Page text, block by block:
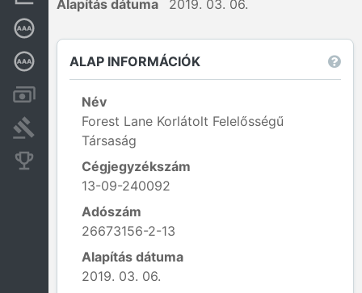
Mélyreható hitelminősítés
Számlák és zárolások
Bírósági eljárások
Konkurens cégek
Alapítás dátuma
2019. 03. 06.
ALAP INFORMÁCIÓK
Név
Forest Lane Korlátolt Felelősségű
Társaság
Cégjegyzékszám
13-09-240092
Adószám
26673156-2-13
Alapítás dátuma
2019. 03. 06.